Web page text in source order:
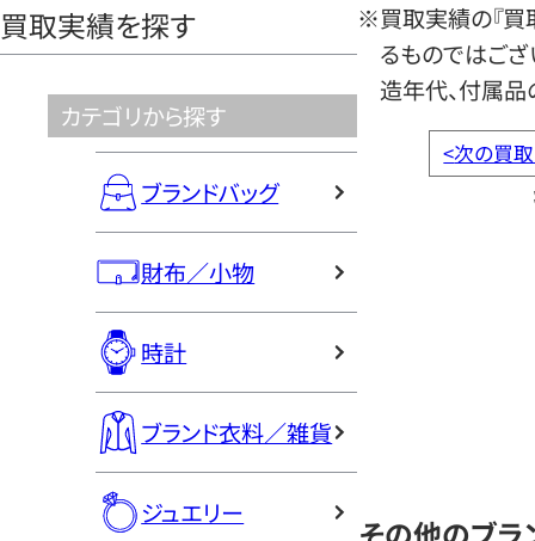
買取実績を探す
カテゴリから探す
ブランドバッグ
財布／小物
時計
ブランド衣料／雑貨
ジュエリー
※買取実績の『買
るものではござ
造年代、付属品
<次の買